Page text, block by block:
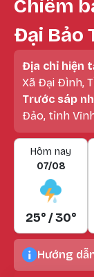
Chiêm
Đại Bảo
Địa chỉ hiện
Xã Đại Đình,
Trước sáp
Đảo, tỉnh
Hôm nay
07/08
25° / 30°
Hướng